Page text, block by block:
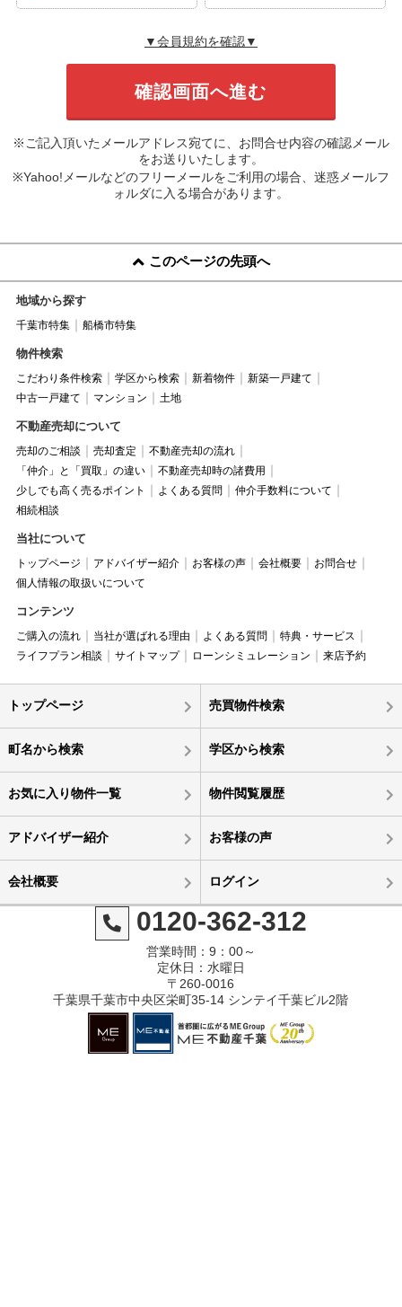
▼会員規約を確認▼
※ご記入頂いたメールアドレス宛てに、お問合せ内容の確認メール
をお送りいたします。
※Yahoo!メールなどのフリーメールをご利用の場合、迷惑メールフ
ォルダに入る場合があります。
このページの先頭へ
地域から探す
千葉市特集 船橋市特集
物件検索
こだわり条件検索 学区から検索 新着物件
新築一戸建て
中古一戸建て
マンション 土地
不動産売却について
売却のご相談 売却査定
不動産売却の流れ
「仲介」と「買取」の違い
不動産売却時の諸費用
少しでも高く売るポイント
よくある質問
仲介手数料について
相続相談
当社について
トップページ アドバイザー紹介 お客様の声 会社概要
お問合せ
個人情報の取扱いについて
コンテンツ
ご購入の流れ 当社が選ばれる理由 よくある質問
特典・サービス
ライフプラン相談
サイトマップ ローンシミュレーション 来店予約
トップページ 売買物件検索
町名から検索 学区から検索
お気に入り物件一覧 物件閲覧履歴
アドバイザー紹介 お客様の声
会社概要 ログイン
0120-362-312
営業時間：9：00～
定休日：水曜日
〒260-0016
千葉県千葉市中央区栄町35-14 シンテイ千葉ビル2階